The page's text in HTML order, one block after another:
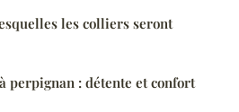
les colliers seront
perpignan : détente et confort